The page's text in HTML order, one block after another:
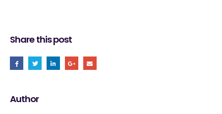
Share this post
Author